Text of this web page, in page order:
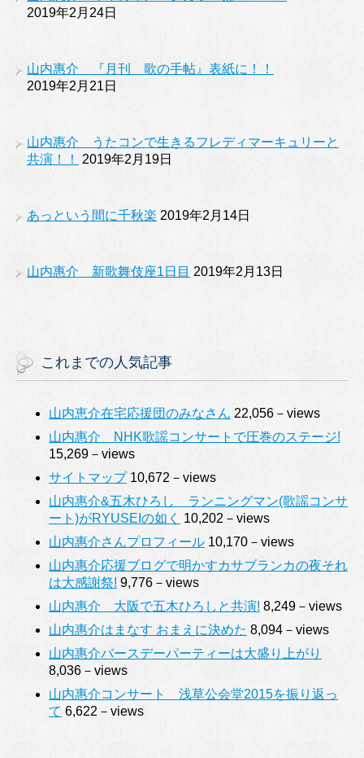
2019年2月24日
山内惠介 『月刊 歌の手帖』表紙に！！
2019年2月21日
山内惠介 うたコンで生きるフレディマーキュリーと
共演！！
2019年2月19日
あっという間に千秋楽 2019年2月14日
山内惠介 新歌舞伎座1日目 2019年2月13日
これまでの人気記事
山内恵介在宅応援団のみなさん 22,056－views
山内惠介 NHK歌謡コンサートで圧巻のステージ!
15,269－views
サイトマップ10,672－views
山内惠介&五木ひろし ランニングマン(歌謡コンサ
ート)がRYUSEIの如く
10,202－views
山内惠介さんプロフィール 10,170－views
山内惠介応援ブログで明かすカサブランカの夜それ
は大感謝祭! 9,776－views
山内惠介 大阪で五木ひろしと共演! 8,249－views
山内惠介はまなす おまえに決めた 8,094－views
山内惠介バースデーパーティーは大盛り上がり
8,036－views
山内惠介コンサート 浅草公会堂2015を振り返っ
て 6,622－views